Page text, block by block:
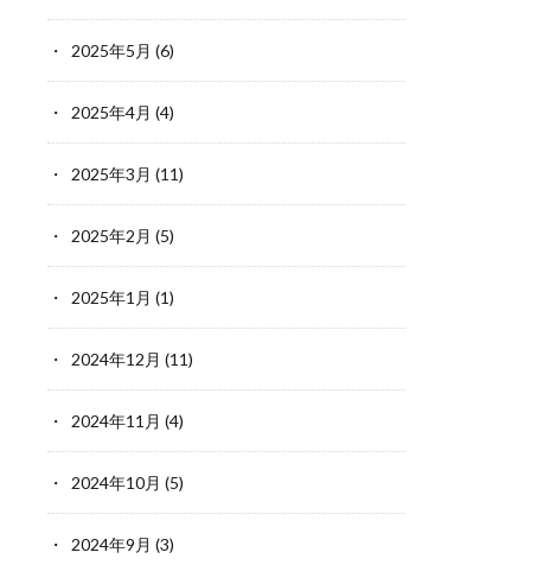
2025年5月 (6)
2025年4月 (4)
2025年3月 (11)
2025年2月 (5)
2025年1月 (1)
2024年12月 (11)
2024年11月 (4)
2024年10月 (5)
2024年9月 (3)